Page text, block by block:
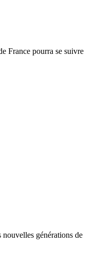
France pourra se suivre
générations de